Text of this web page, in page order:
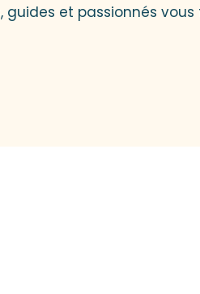
et passionnés